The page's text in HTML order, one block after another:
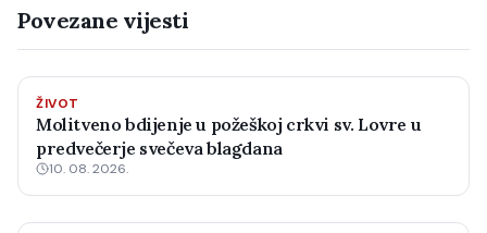
Povezane vijesti
ŽIVOT
Molitveno bdijenje u požeškoj crkvi sv. Lovre u
predvečerje svečeva blagdana
10. 08. 2026.